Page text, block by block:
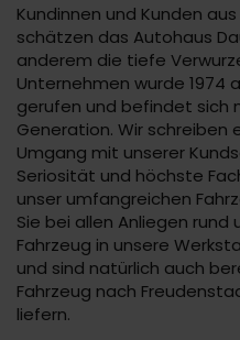
Kundinnen und Kunden
schätzen das Autohaus
anderem die tiefe
Unternehmen wurde 1974
gerufen und befindet sich
Generation. Wir schreiben
Umgang mit unserer
Seriosität und höchste
unser umfangreichen
Sie bei allen Anliegen
Fahrzeug in unsere
und sind natürlich auch
Fahrzeug nach
liefern.